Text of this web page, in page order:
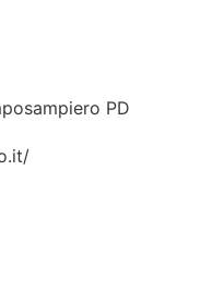
PD